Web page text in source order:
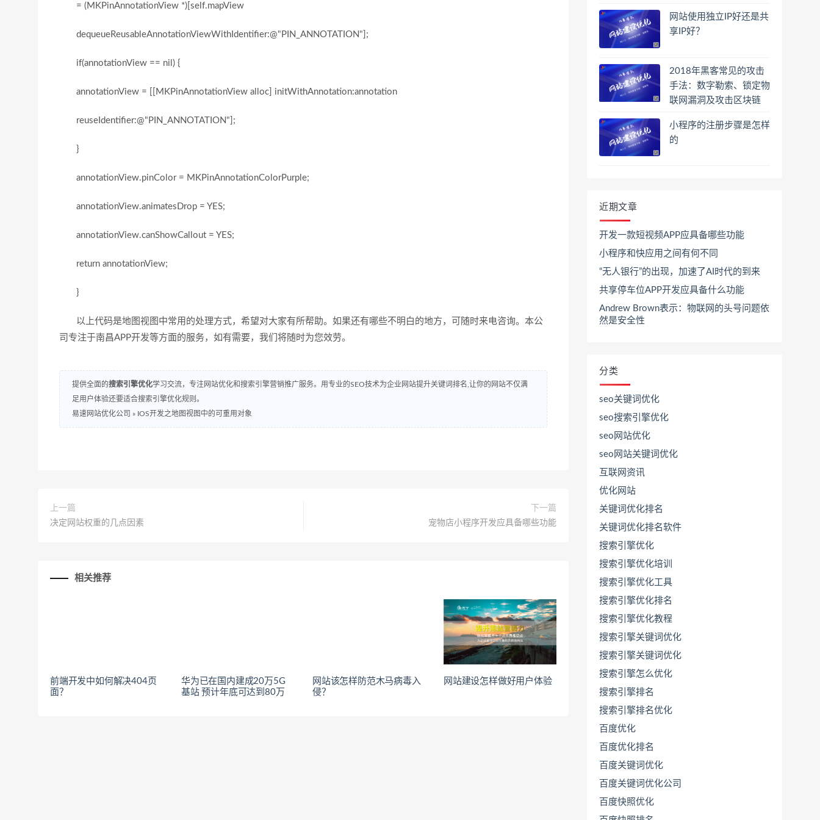
= (MKPinAnnotationView *)[self.mapView
dequeueReusableAnnotationViewWithIdentifier:@"PIN_ANNOTATION"];
if(annotationView == nil) {
annotationView = [[MKPinAnnotationView alloc] initWithAnnotation:annotation
reuseIdentifier:@"PIN_ANNOTATION"];
}
annotationView.pinColor = MKPinAnnotationColorPurple;
annotationView.animatesDrop = YES;
annotationView.canShowCallout = YES;
return annotationView;
}
以上代码是地图视图中常用的处理方式，希望对大家有所帮助。如果还有哪些不明白的地方，可随时来电咨询。本公
司专注于南昌APP开发等方面的服务，如有需要，我们将随时为您效劳。
提供全面的搜索引擎优化学习交流，专注网站优化和搜索引擎营销推广服务。用专业的SEO技术为企业网站提升关键词排名,让你的网站不仅满
足用户体验还要适合搜索引擎优化规则。
易速网站优化公司 » IOS开发之地图视图中的可重用对象
上一篇
决定网站权重的几点因素
下一篇
宠物店小程序开发应具备哪些功能
相关推荐
前端开发中如何解决404页
面？
华为已在国内建成20万5G
基站 预计年底可达到80万
网站该怎样防范木马病毒入
侵？
网站建设怎样做好用户体验
网站使用独立IP好还是共
享IP好？
2018年黑客常见的攻击
手法：数字勒索、锁定物
联网漏洞及攻击区块链
小程序的注册步骤是怎样
的
近期文章
开发一款短视频APP应具备哪些功能
小程序和快应用之间有何不同
“无人银行”的出现，加速了AI时代的到来
共享停车位APP开发应具备什么功能
Andrew Brown表示：物联网的头号问题依
然是安全性
分类
seo关键词优化
seo搜索引擎优化
seo网站优化
seo网站关键词优化
互联网资讯
优化网站
关键词优化排名
关键词优化排名软件
搜索引擎优化
搜索引擎优化培训
搜索引擎优化工具
搜索引擎优化排名
搜索引擎优化教程
搜索引擎关键词优化
搜索引擎关键词优化
搜索引擎怎么优化
搜索引擎排名
搜索引擎排名优化
百度优化
百度优化排名
百度关键词优化
百度关键词优化公司
百度快照优化